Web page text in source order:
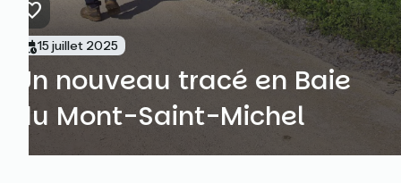
15 juillet 2025
Un nouveau tracé en Baie
du Mont-Saint-Michel